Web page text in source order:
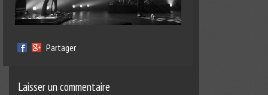
Partager
Laisser un commentaire